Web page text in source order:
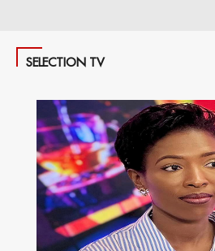
SELECTION TV